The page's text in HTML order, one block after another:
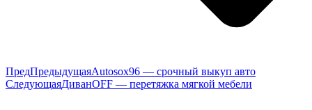
ПредПредыдущаяAutosox96 — срочный выкуп авто
СледующаяДиванOFF — перетяжка мягкой мебели